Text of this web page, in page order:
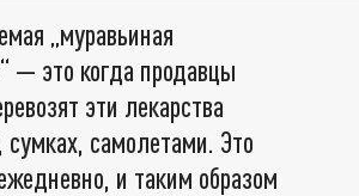
„муравьиная
— это когда продавцы
эти лекарства
сумках, самолетами. Это
и таким образом